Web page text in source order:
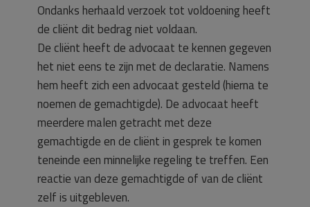
Ondanks herhaald verzoek tot voldoening heeft
de cliënt dit bedrag niet voldaan.
De cliënt heeft de advocaat te kennen gegeven
het niet eens te zijn met de declaratie. Namens
hem heeft zich een advocaat gesteld (hierna te
noemen de gemachtigde). De advocaat heeft
meerdere malen getracht met deze
gemachtigde en de cliënt in gesprek te komen
teneinde een minnelijke regeling te treffen. Een
reactie van deze gemachtigde of van de cliënt
zelf is uitgebleven.